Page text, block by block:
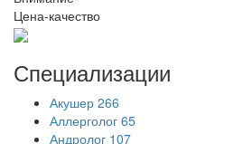
Цена-качество
Специализации
Акушер 266
Аллерголог 65
Андролог 107